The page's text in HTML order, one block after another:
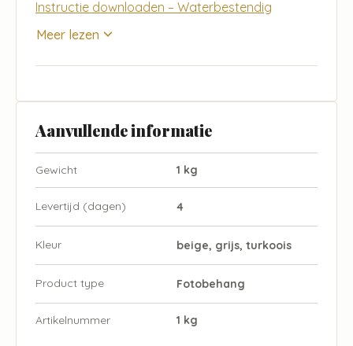
Instructie downloaden – Waterbestendig
Meer lezen
Aanvullende informatie
Gewicht 1 kg
Levertijd (dagen) 4
Kleur beige, grijs, turkoois
Product type Fotobehang
Artikelnummer 1 kg